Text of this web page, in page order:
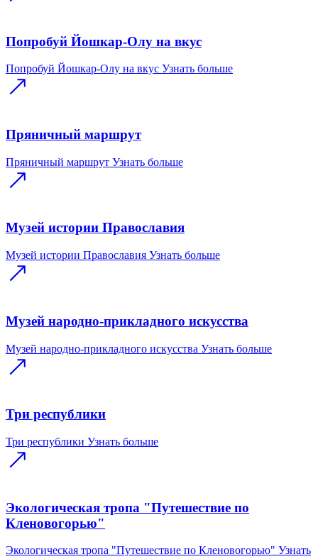
Попробуй Йошкар-Олу на вкус
Попробуй Йошкар-Олу на вкус Узнать больше
Пряничный маршрут
Пряничный маршрут Узнать больше
Музей истории Православия
Музей истории Православия Узнать больше
Музей народно-прикладного искусства
Музей народно-прикладного искусства Узнать больше
Три республики
Три республики Узнать больше
Экологическая тропа "Путешествие по
Кленовогорью"
Экологическая тропа "Путешествие по Кленовогорью" Узнать